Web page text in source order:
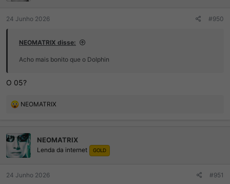
24 Junho 2026 #950
NEOMATRIX disse:
Acho mais bonito que o Dolphin
O 05?
R
ç
õ
e
s
NEOMATRIX
NEOMATRIX
Lenda da internet GOLD
24 Junho 2026 #951